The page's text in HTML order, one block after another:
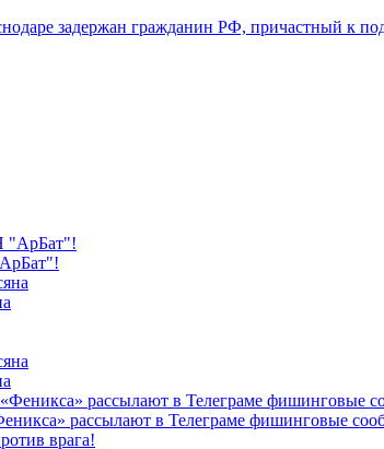
задержан гражданин РФ, причастный к
рассылают в Телеграме фишинговые